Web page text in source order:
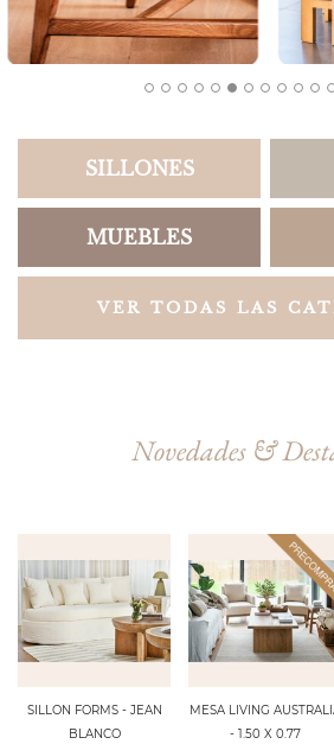
SILLONES
MUEBLES
VER TODAS LAS
Novedades &
SILLON FORMS - JEAN
BLANCO
MESA LIVING
- 1.50 X 0.77